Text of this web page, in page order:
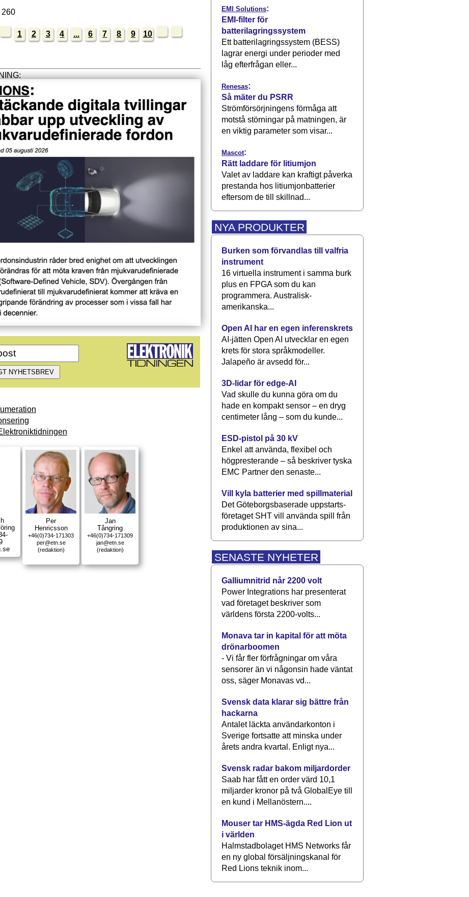
260
1 2 3 4 ... 6 7 8 9 10
Per
Henricsson
+46(0)734-171303
per@etn.se
(redaktion)
Jan
Tångring
+46(0)734-171309
jan@etn.se
(redaktion)
EMI Solutions:
EMI-filter för
batterilagringssystem
Ett batterilagringssystem (BESS)
lagrar energi under perioder med
låg efterfrågan eller...
Renesas:
Så mäter du PSRR
Strömförsörjningens förmåga att
motstå störningar på matningen, är
en viktig parameter som visar...
Mascot:
Rätt laddare för litiumjon
Valet av laddare kan kraftigt påverka
prestanda hos litiumjonbatterier
eftersom de till skillnad...
NYA PRODUKTER
Burken som förvandlas till valfria
instrument
16 virtuella instrument i samma burk
plus en FPGA som du kan
programmera. Australisk-
amerikanska...
Open AI har en egen inferenskrets
AI-jätten Open AI utvecklar en egen
krets för stora språkmodeller.
Jalapeño är avsedd för...
3D-lidar för edge-AI
Vad skulle du kunna göra om du
hade en kompakt sensor – en dryg
centimeter lång – som du kunde...
ESD-pistol på 30 kV
Enkel att använda, flexibel och
högpresterande – så beskriver tyska
EMC Partner den senaste...
Vill kyla batterier med spillmaterial
Det Göteborgsbaserade upp­starts­
företaget SHT vill använda spill från
produktionen av sina...
SENASTE NYHETER
Galliumnitrid når 2200 volt
Power Integrations har presenterat
vad företaget beskriver som
världens första 2200-volts...
Monava tar in kapital för att möta
drönarboomen
- Vi får fler förfrågningar om våra
sensorer än vi någonsin hade väntat
oss, säger Monavas vd...
Svensk data klarar sig bättre från
hackarna
Antalet läckta användarkonton i
Sverige fortsatte att minska under
årets andra kvartal. Enligt nya...
Svensk radar bakom miljardorder
Saab har fått en order värd 10,1
miljarder kronor på två GlobalEye till
en kund i Mellanöstern....
Mouser tar HMS-ägda Red Lion ut
i världen
Halmstadbolaget HMS Networks får
en ny global försäljningskanal för
Red Lions teknik inom...